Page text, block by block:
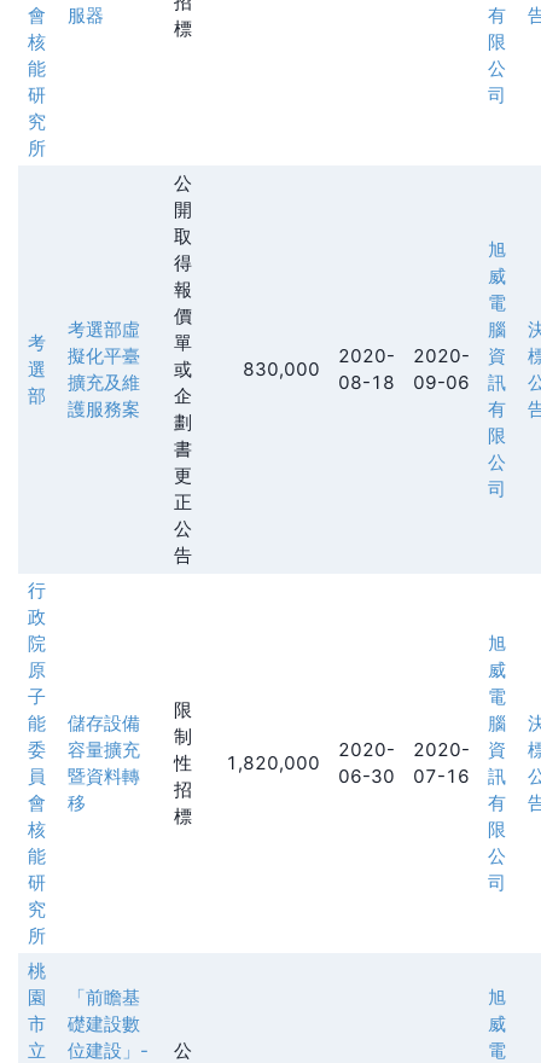
會
核
能
研
究
所
服器
標
有
限
公
司
考
選
部
考選部虛
擬化平臺
擴充及維
護服務案
公
開
取
得
報
價
單
或
企
劃
書
更
正
公
告
830,000
2020-
08-18
2020-
09-06
旭
威
電
腦
資
訊
有
限
公
司
行
政
院
原
子
能
委
員
會
核
能
研
究
所
儲存設備
容量擴充
暨資料轉
移
限
制
性
招
標
1,820,000
2020-
06-30
2020-
07-16
旭
威
電
腦
資
訊
有
限
公
司
桃
園
市
立
「前瞻基
礎建設數
位建設」-
公
旭
威
電